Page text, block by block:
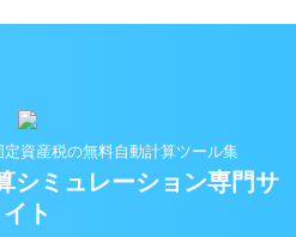
資産税の無料自動計算ツール集
シミュレーション専門サ
イト